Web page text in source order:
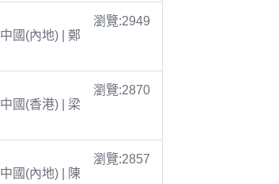
瀏覽:2949
中國(內地) | 鄭
瀏覽:2870
中國(香港) | 梁
瀏覽:2857
中國(內地) | 陳